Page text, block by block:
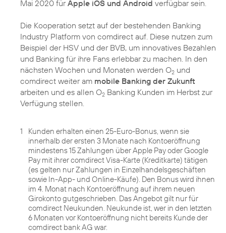
Mai 2020 fürApple iOS und Android verfügbar sein.
Die Kooperation setzt auf der bestehenden Banking
Industry Platform von comdirect auf. Diese nutzen zum
Beispiel der HSV und der BVB, um innovatives Bezahlen
und Banking für ihre Fans erlebbar zu machen. In den
nächsten Wochen und Monaten werden O2 und
comdirect weiter am mobile Banking der Zukunft
arbeiten und es allen O2 Banking Kunden im Herbst zur
Verfügung stellen.
1
Kunden erhalten einen 25-Euro-Bonus, wenn sie
innerhalb der ersten 3 Monate nach Kontoeröffnung
mindestens 15 Zahlungen über Apple Pay oder Google
Pay mit ihrer comdirect Visa-Karte (Kreditkarte) tätigen
(es gelten nur Zahlungen in Einzelhandelsgeschäften
sowie In-App- und Online-Käufe). Den Bonus wird ihnen
im 4. Monat nach Kontoeröffnung auf ihrem neuen
Girokonto gutgeschrieben. Das Angebot gilt nur für
comdirect Neukunden. Neukunde ist, wer in den letzten
6 Monaten vor Kontoeröffnung nicht bereits Kunde der
comdirect bank AG war.